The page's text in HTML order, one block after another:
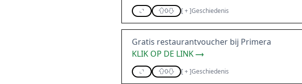
0 [+]Geschiedenis
Gratis restaurantvoucher bij Primera
KLIK OP DE LINK
0 [+]Geschiedenis